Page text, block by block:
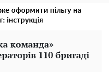
оформити пільгу на
інструкція
команда»
110 бригаді